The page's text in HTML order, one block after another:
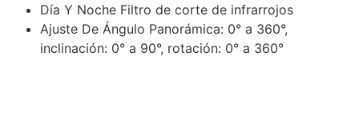
Día Y Noche Filtro de corte de infrarrojos
Ajuste De Ángulo Panorámica: 0° a 360°,
inclinación: 0° a 90°, rotación: 0° a 360°